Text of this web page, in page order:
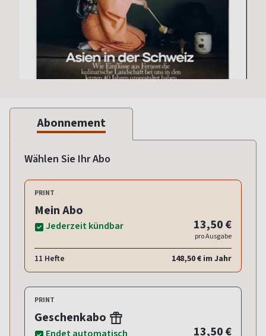
Abonnement
Wählen Sie Ihr Abo
PRINT
Mein Abo
Jederzeit kündbar 13,50 €
pro Ausgabe
11 Hefte 148,50 € im Jahr
PRINT
Geschenkabo
Endet automatisch 13,50 €